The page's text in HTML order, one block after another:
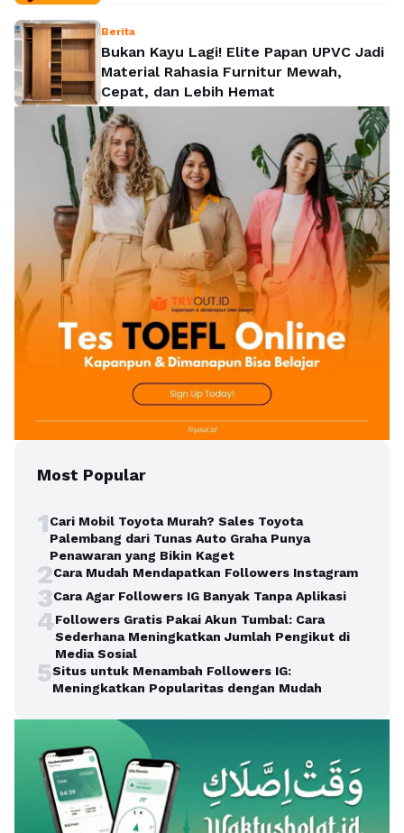
Berita
Bukan Kayu Lagi! Elite Papan UPVC Jadi
Material Rahasia Furnitur Mewah,
Cepat, dan Lebih Hemat
Most Popular
1Cari Mobil Toyota Murah? Sales Toyota
Palembang dari Tunas Auto Graha Punya
Penawaran yang Bikin Kaget
2Cara Mudah Mendapatkan Followers Instagram
3Cara Agar Followers IG Banyak Tanpa Aplikasi
4Followers Gratis Pakai Akun Tumbal: Cara
Sederhana Meningkatkan Jumlah Pengikut di
Media Sosial
5Situs untuk Menambah Followers IG:
Meningkatkan Popularitas dengan Mudah